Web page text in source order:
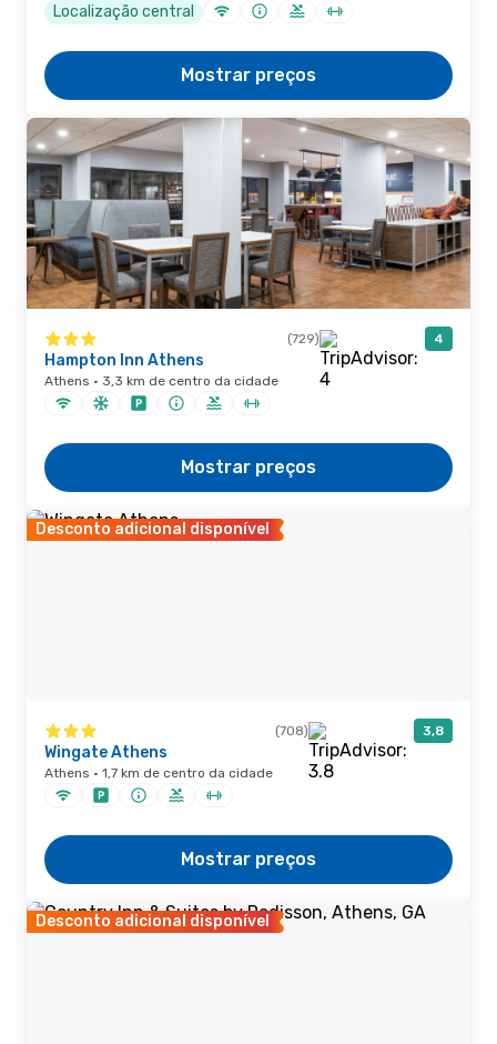
Localização central
Mostrar preços
(729) 4
Hampton Inn Athens
Athens · 3,3 km de centro da cidade
Mostrar preços
Desconto adicional disponível
(708) 3,8
Wingate Athens
Athens · 1,7 km de centro da cidade
Mostrar preços
Desconto adicional disponível